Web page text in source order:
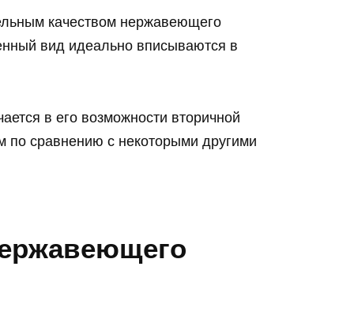
качеством нержавеющего
вид идеально вписываются в
в его возможности вторичной
по сравнению с некоторыми другими